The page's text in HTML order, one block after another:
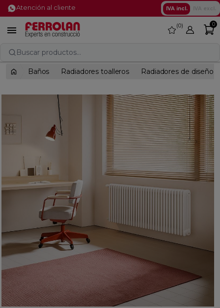
Atención al cliente IVA incl.
 favorite
0 0
Buscar productos...
Baños Radiadores toalleros Radiadores de diseño